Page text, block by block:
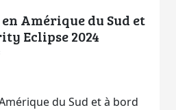
Amérique du Sud et
Eclipse 2024
du Sud et à bord